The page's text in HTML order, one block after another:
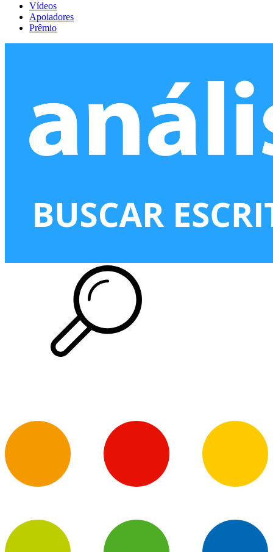
Vídeos
Apoiadores
Prêmio